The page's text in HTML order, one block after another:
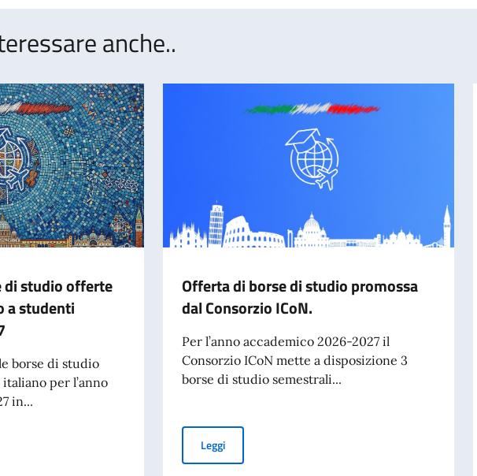
anche..
di studio offerte
a studenti
borse di studio
per l’anno
in...
di studio offerte dal Governo italiano a studenti stranieri 2026-2027
Offerta di borse di studio promossa
dal Consorzio ICoN.
Per l’anno accademico 2026-2027 il
Consorzio ICoN mette a disposizione 3
borse di studio semestrali...
LeggiOfferta di borse di studio promossa dal Consorzio ICoN.